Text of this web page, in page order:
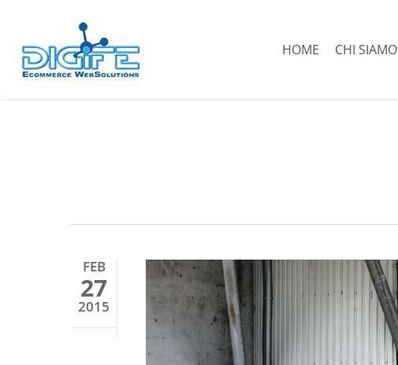
contenuto
principale
HOME CHI SIAMO
FEB
27
2015